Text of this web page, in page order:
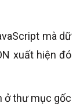
mà dữ
xuất hiện đó
ở thư mục gốc